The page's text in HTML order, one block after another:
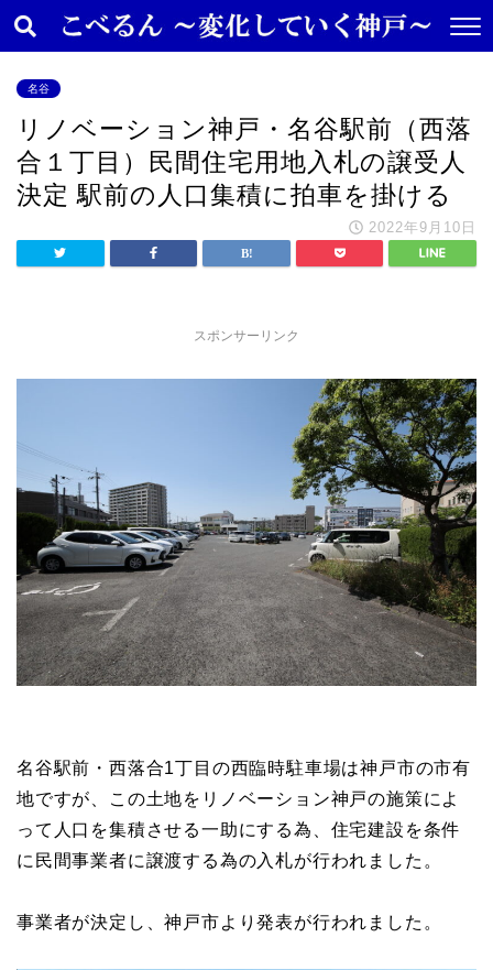
名谷
リノベーション神戸・名谷駅前（西落
合１丁目）民間住宅用地入札の譲受人
決定 駅前の人口集積に拍車を掛ける
2022年9月10日
スポンサーリンク
名谷駅前・西落合1丁目の西臨時駐車場は神戸市の市有
地ですが、この土地をリノベーション神戸の施策によ
って人口を集積させる一助にする為、住宅建設を条件
に民間事業者に譲渡する為の入札が行われました。
事業者が決定し、神戸市より発表が行われました。